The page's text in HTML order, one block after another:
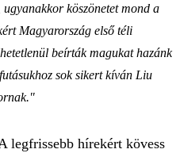
köszönetet mond a
Magyarország első téli
beírták magukat hazánk
sok sikert kíván Liu
legfrissebb hírekért kövess